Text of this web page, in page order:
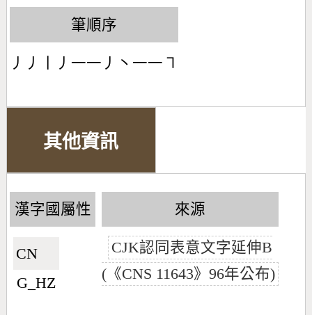
筆順序
丿丿丨丿一一丿丶一一㇕
其他資訊
漢字國屬性
CN🇨🇳
G_HZ
來源
CJK認同表意文字延伸B
(《CNS 11643》96年公布)